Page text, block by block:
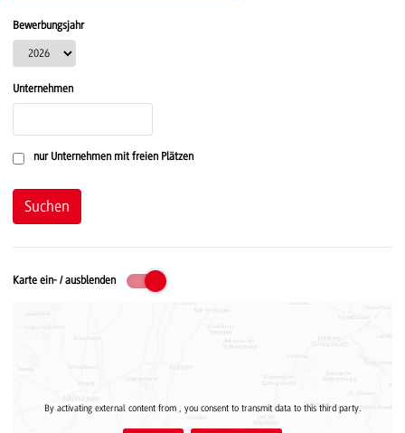
Bewerbungsjahr
Unternehmen
nur Unternehmen mit freien Plätzen
Karte ein- / ausblenden
By activating external content from , you consent to transmit data to this third party.